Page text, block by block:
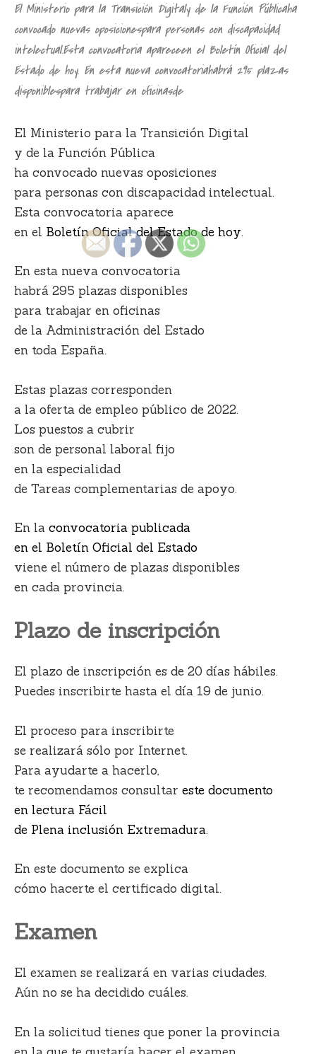
El Ministerio para la Transición Digitaly de la Función Públicaha
convocado nuevas oposicionespara personas con discapacidad
intelectual.Esta convocatoria apareceen el Boletín Oficial del
Estado de hoy. En esta nueva convocatoriahabrá 295 plazas
disponiblespara trabajar en oficinasde
El Ministerio para la Transición Digital
y de la Función Pública
ha convocado nuevas oposiciones
para personas con discapacidad intelectual.
Esta convocatoria aparece
en el Boletín Oficial del Estado de hoy.
En esta nueva convocatoria
habrá 295 plazas disponibles
para trabajar en oficinas
de la Administración del Estado
en toda España.
Estas plazas corresponden
a la oferta de empleo público de 2022.
Los puestos a cubrir
son de personal laboral fijo
en la especialidad
de Tareas complementarias de apoyo.
En la convocatoria publicada
en el Boletín Oficial del Estado
viene el número de plazas disponibles
en cada provincia.
Plazo de inscripción
El plazo de inscripción es de 20 días hábiles.
Puedes inscribirte hasta el día 19 de junio.
El proceso para inscribirte
se realizará sólo por Internet.
Para ayudarte a hacerlo,
te recomendamos consultar este documento
en lectura Fácil
de Plena inclusión Extremadura.
En este documento se explica
cómo hacerte el certificado digital.
Examen
El examen se realizará en varias ciudades.
Aún no se ha decidido cuáles.
En la solicitud tienes que poner la provincia